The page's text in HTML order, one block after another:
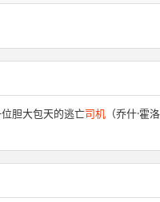
胆大包天的逃亡司机 （乔什·